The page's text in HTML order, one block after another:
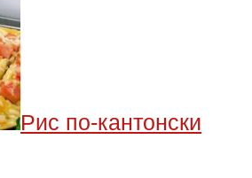
Рис по-кантонски